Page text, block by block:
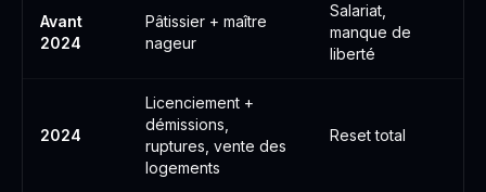
Avant
2024
Pâtissier + maître
nageur
Salariat,
manque de
liberté
2024
Licenciement +
démissions,
ruptures, vente des
logements
Reset total